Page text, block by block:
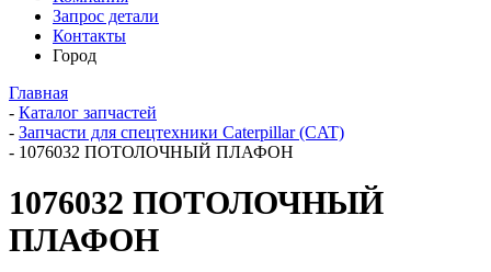
Запрос детали
Контакты
Город
Главная
- Каталог запчастей
- Запчасти для спецтехники Caterpillar (CAT)
- 1076032 ПОТОЛОЧНЫЙ ПЛАФОН
1076032 ПОТОЛОЧНЫЙ
ПЛАФОН